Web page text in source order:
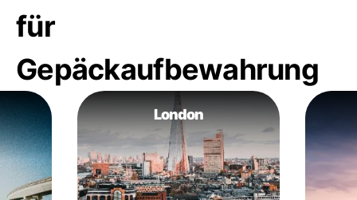
für
Gepäckaufbewahrung
London